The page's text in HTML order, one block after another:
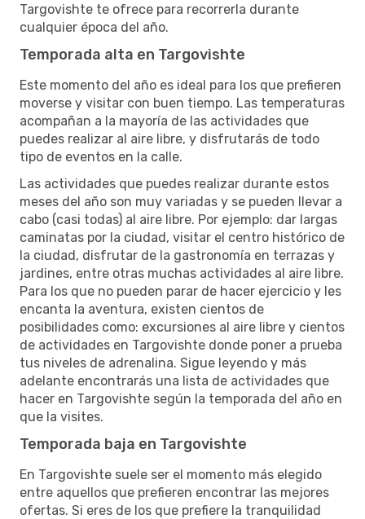
Targovishte te ofrece para recorrerla durante
cualquier época del año.
Temporada alta en Targovishte
Este momento del año es ideal para los que prefieren
moverse y visitar con buen tiempo. Las temperaturas
acompañan a la mayoría de las actividades que
puedes realizar al aire libre, y disfrutarás de todo
tipo de eventos en la calle.
Las actividades que puedes realizar durante estos
meses del año son muy variadas y se pueden llevar a
cabo (casi todas) al aire libre. Por ejemplo: dar largas
caminatas por la ciudad, visitar el centro histórico de
la ciudad, disfrutar de la gastronomía en terrazas y
jardines, entre otras muchas actividades al aire libre.
Para los que no pueden parar de hacer ejercicio y les
encanta la aventura, existen cientos de
posibilidades como: excursiones al aire libre y cientos
de actividades en Targovishte donde poner a prueba
tus niveles de adrenalina. Sigue leyendo y más
adelante encontrarás una lista de actividades que
hacer en Targovishte según la temporada del año en
que la visites.
Temporada baja en Targovishte
En Targovishte suele ser el momento más elegido
entre aquellos que prefieren encontrar las mejores
ofertas. Si eres de los que prefiere la tranquilidad